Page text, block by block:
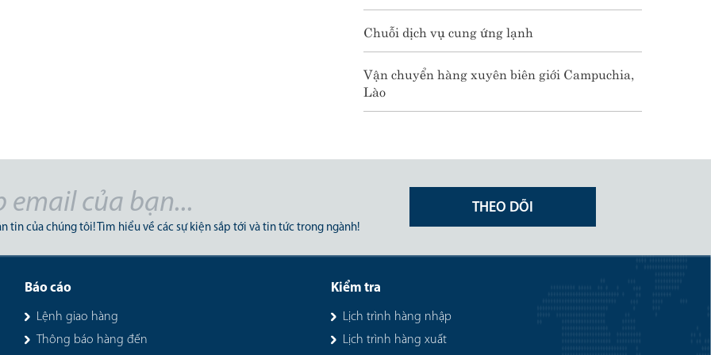
Chuỗi dịch vụ cung ứng lạnh
Vận chuyển hàng xuyên biên giới Campuchia,
Lào
tin của chúng tôi! Tìm hiểu về các sự kiện sắp tới và tin tức trong ngành!
THEO DÕI
Báo cáo
Lệnh giao hàng
Thông báo hàng đến
Kiểm tra
Lịch trình hàng nhập
Lịch trình hàng xuất